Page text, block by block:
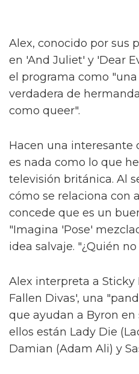
viaje de
autodestrucción
desgarrador".
El jefe de la serie
de la serie
Sam Smith se
era de liberación
Alex dice que los ocho
ofrecen "solo un
vividas de las personas
oportunidad de educar
un poco.
"Si una persona ve
nunca ha conocido a